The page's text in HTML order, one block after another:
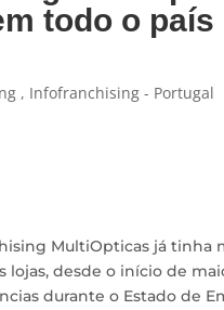
todo o país
, Infofranchising - Portugal
MultiOpticas já tinha
lojas, desde o início de
durante o Estado de